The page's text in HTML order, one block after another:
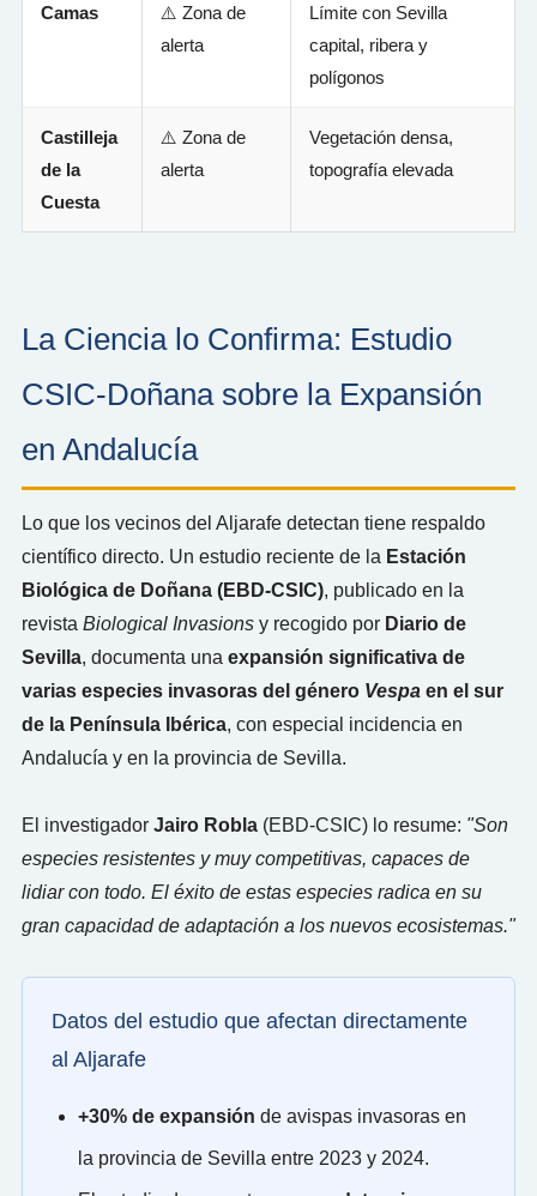
Camas
⚠️ Zona de
alerta
Límite con Sevilla
capital, ribera y
polígonos
Castilleja
de la
Cuesta
⚠️ Zona de
alerta
Vegetación densa,
topografía elevada
La Ciencia lo Confirma: Estudio
CSIC-Doñana sobre la Expansión
en Andalucía
Lo que los vecinos del Aljarafe detectan tiene respaldo
científico directo. Un estudio reciente de la Estación
Biológica de Doñana (EBD-CSIC), publicado en la
revista Biological Invasionsy recogido por Diario de
Sevilla, documenta una expansión significativa de
varias especies invasoras del género Vespaen el sur
de la Península Ibérica, con especial incidencia en
Andalucía y en la provincia de Sevilla.
El investigador Jairo Robla(EBD-CSIC) lo resume: "Son
especies resistentes y muy competitivas, capaces de
lidiar con todo. El éxito de estas especies radica en su
gran capacidad de adaptación a los nuevos ecosistemas."
Datos del estudio que afectan directamente
al Aljarafe
+30% de expansión de avispas invasoras en
la provincia de Sevilla entre 2023 y 2024.